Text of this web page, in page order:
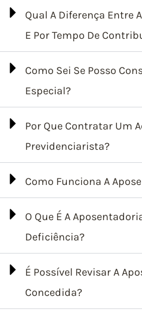
Qual A Diferença Entre
E Por Tempo De
Como Sei Se Posso
Especial?
Por Que Contratar Um
Previdenciarista?
Como Funciona A
O Que É A
Deficiência?
É Possível Revisar A
Concedida?